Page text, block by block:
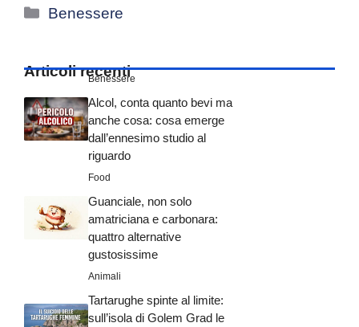
Categorie
Benessere
Articoli recenti
Benessere
Alcol, conta quanto bevi ma
anche cosa: cosa emerge
dall’ennesimo studio al
riguardo
Food
Guanciale, non solo
amatriciana e carbonara:
quattro alternative
gustosissime
Animali
Tartarughe spinte al limite:
sull’isola di Golem Grad le